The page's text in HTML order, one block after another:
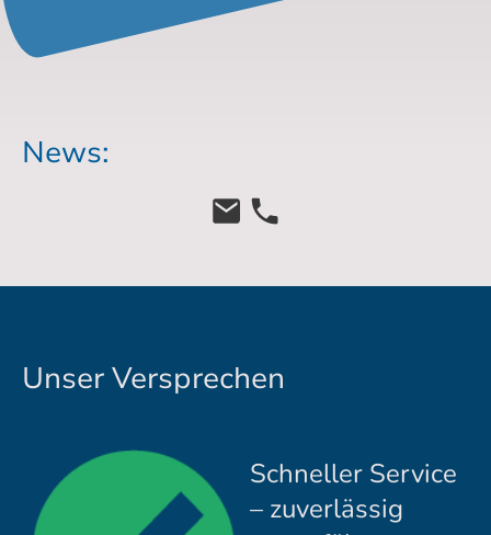
News:
Unser Versprechen
Schneller Service
– zuverlässig